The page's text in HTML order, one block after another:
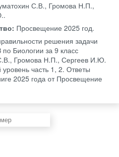
С.В., Громова Н.П.,
Просвещение 2025 год.
решения задачи
по Биологии за 9 класс
Громова Н.П., Сергеев И.Ю.
часть 1, 2. Ответы
2025 года от Просвещение